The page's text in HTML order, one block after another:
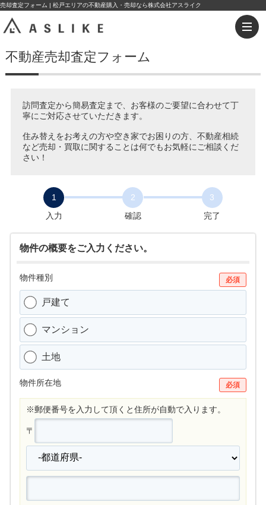
売却査定フォーム | 松戸エリアの不動産購入・売却なら株式会社アスライク
不動産売却査定フォーム
訪問査定から簡易査定まで、お客様のご要望に合わせて丁
寧にご対応させていただきます。
住み替えをお考えの方や空き家でお困りの方、不動産相続
など売却・買取に関することは何でもお気軽にご相談くだ
さい！
1
入力
2
確認
3
完了
物件の概要をご入力ください。
物件種別 必須
戸建て
マンション
土地
物件所在地 必須
※郵便番号を入力して頂くと住所が自動で入ります。
〒